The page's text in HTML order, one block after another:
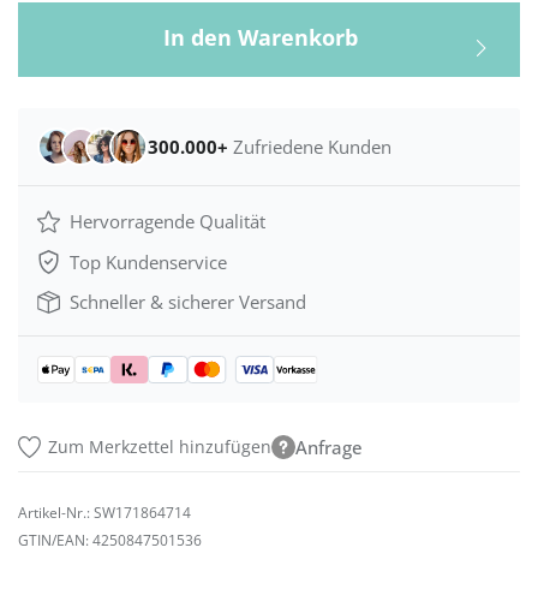
In den Warenkorb
300.000+ Zufriedene Kunden
Hervorragende Qualität
Top Kundenservice
Schneller & sicherer Versand
Zum Merkzettel hinzufügen Anfrage
Artikel-Nr.: SW171864714
GTIN/EAN: 4250847501536